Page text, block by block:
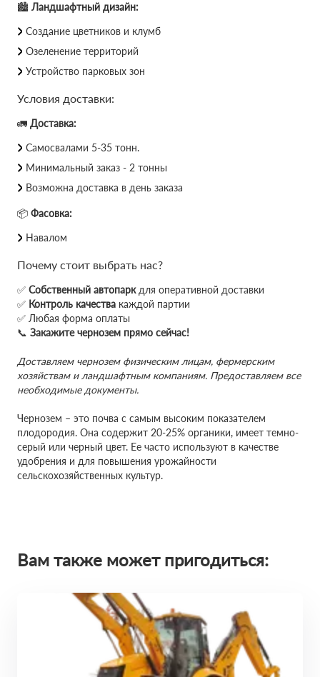
🏙 Ландшафтный дизайн:
Создание цветников и клумб
Озеленение территорий
Устройство парковых зон
Условия доставки:
🚛 Доставка:
Самосвалами 5-35 тонн.
Минимальный заказ - 2 тонны
Возможна доставка в день заказа
📦 Фасовка:
Навалом
Почему стоит выбрать нас?
✅ Собственный автопаркдля оперативной доставки
✅ Контроль качества каждой партии
✅ Любая форма оплаты
📞 Закажите чернозем прямо сейчас!
Доставляем чернозем физическим лицам, фермерским
хозяйствам и ландшафтным компаниям. Предоставляем все
необходимые документы.
Чернозем – это почва с самым высоким показателем
плодородия. Она содержит 20-25% органики, имеет темно-
серый или черный цвет. Ее часто используют в качестве
удобрения и для повышения урожайности
сельскохозяйственных культур.
Вам также может пригодиться: